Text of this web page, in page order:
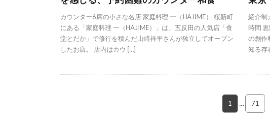
カウンター6席の小さな名店 家庭料理 一（HAJIME） 桜新町
にある「家庭料理 一（HAJIME）」は、五反田の人気店「食
堂とだか」で修行を積んだ山崎祥平さんが独立してオープン
したお店。 店内はカウ […]
紹介制
時間
の創作
知る存
1 … 71